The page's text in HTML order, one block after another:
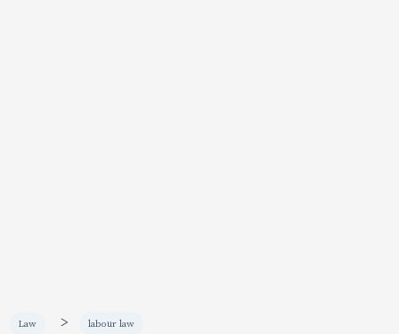
Law > labour law